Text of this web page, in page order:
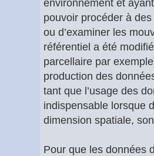
environnement et
pouvoir procéder à
ou d’examiner les
référentiel a été
parcellaire par
production des
tant que l’usage des
indispensable lorsque
dimension spatiale,
Pour que les données